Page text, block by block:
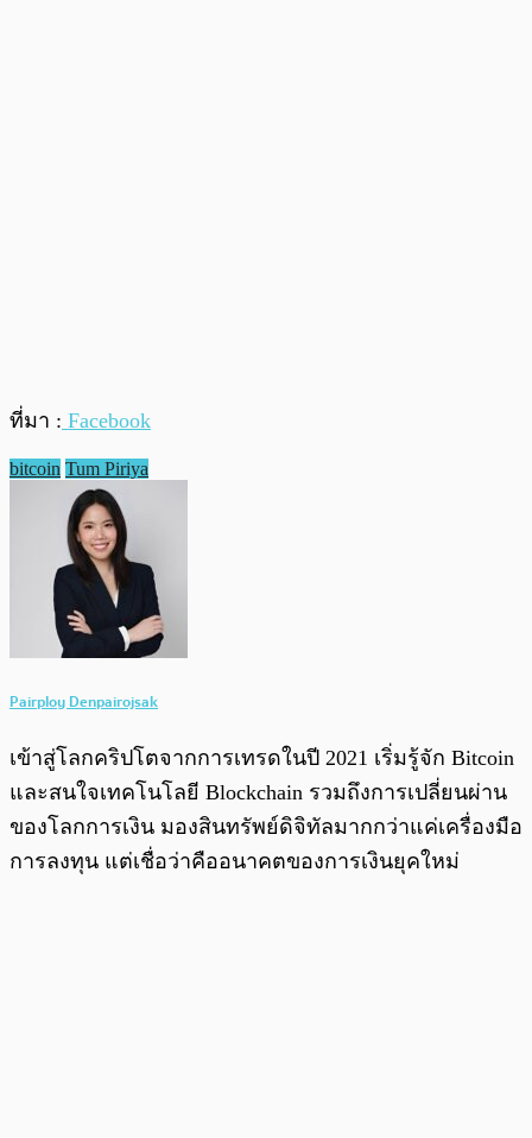
ที่มา : Facebook
bitcoin Tum Piriya
Pairploy Denpairojsak
เข้าสู่โลกคริปโตจากการเทรดในปี 2021 เริ่มรู้จัก Bitcoin
และสนใจเทคโนโลยี Blockchain รวมถึงการเปลี่ยนผ่าน
ของโลกการเงิน มองสินทรัพย์ดิจิทัลมากกว่าแค่เครื่องมือ
การลงทุน แต่เชื่อว่าคืออนาคตของการเงินยุคใหม่